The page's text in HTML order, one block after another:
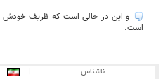
است.
ناشناس |